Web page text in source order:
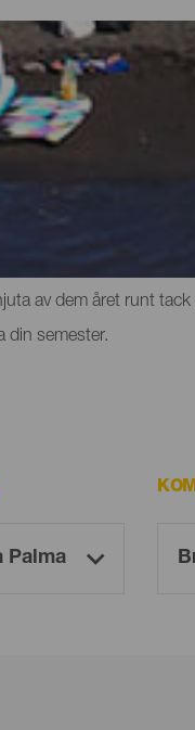
Palma
i form av
av dem året runt
din semester.